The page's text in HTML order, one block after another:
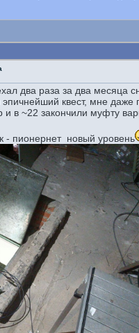
два раза за два
квест, мне
в ~22 закончили муфту
- пионернет новый уровень